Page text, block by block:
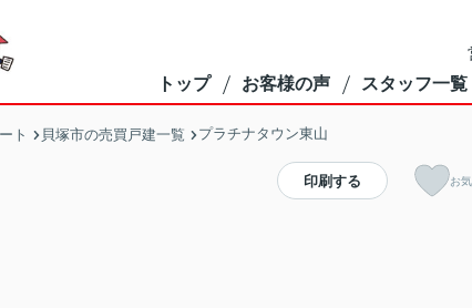
トップ お客様の声 スタッフ一覧
ト 貝塚市の売買戸建一覧 プラチナタウン東山
印刷する お